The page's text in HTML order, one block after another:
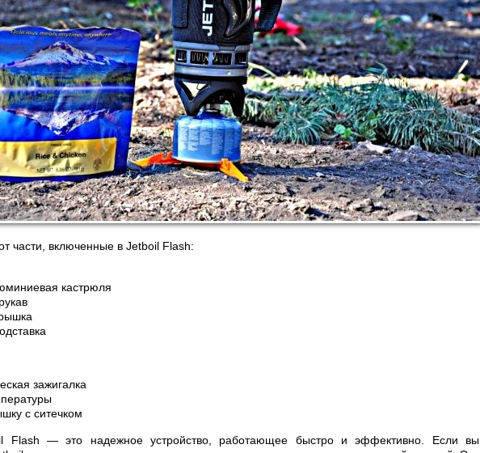
части, включенные в Jetboil Flash:
кастрюля
зажигалка
с ситечком
Flash — это надежное устройство, работающее быстро и эффективно. Если вы